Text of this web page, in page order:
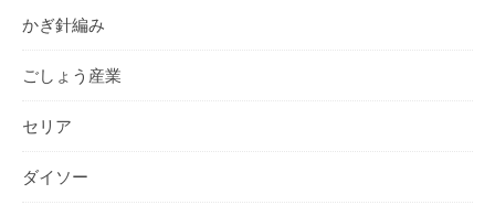
かぎ針編み
ごしょう産業
セリア
ダイソー